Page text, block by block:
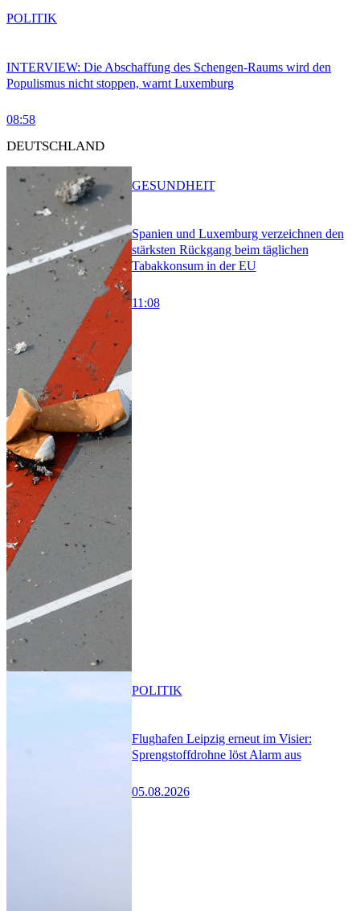
INTERVIEW: Die Abschaffung des Schengen-Raums wird den
Populismus nicht stoppen, warnt Luxemburg
08:58
POLITIK
DEUTSCHLAND
Spanien und Luxemburg verzeichnen den
stärksten Rückgang beim täglichen
Tabakkonsum in der EU
11:08
GESUNDHEIT
Flughafen Leipzig erneut im Visier:
Sprengstoffdrohne löst Alarm aus
05.08.2026
POLITIK